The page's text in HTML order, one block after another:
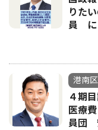
りた
員 に
港南
４期
医療
員団